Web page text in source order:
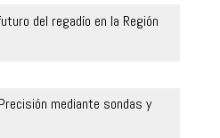
del regadío en la Región
mediante sondas y